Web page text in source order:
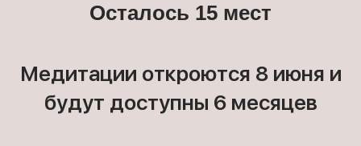
Осталось 15 мест
Медитации откроются 8 июня и
будут доступны 6 месяцев